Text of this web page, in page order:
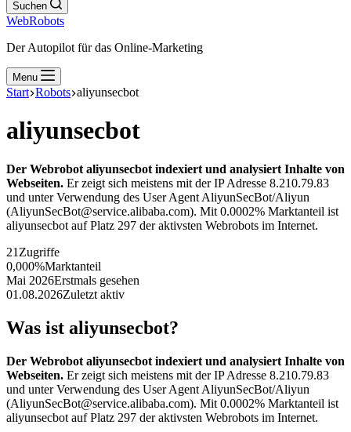
Suchen
WebRobots
Der Autopilot für das Online-Marketing
Menu
Start Robots aliyunsecbot
aliyunsecbot
Der Webrobot aliyunsecbot indexiert und analysiert Inhalte von
Webseiten. Er zeigt sich meistens mit der IP Adresse 8.210.79.83
und unter Verwendung des User Agent AliyunSecBot/Aliyun
(AliyunSecBot@service.alibaba.com). Mit 0.0002% Marktanteil ist
aliyunsecbot auf Platz 297 der aktivsten Webrobots im Internet.
21 Zugriffe
0,000%Marktanteil
Mai 2026Erstmals gesehen
01.08.2026Zuletzt aktiv
Was ist aliyunsecbot?
Der Webrobot aliyunsecbot indexiert und analysiert Inhalte von
Webseiten. Er zeigt sich meistens mit der IP Adresse 8.210.79.83
und unter Verwendung des User Agent AliyunSecBot/Aliyun
(AliyunSecBot@service.alibaba.com). Mit 0.0002% Marktanteil ist
aliyunsecbot auf Platz 297 der aktivsten Webrobots im Internet.